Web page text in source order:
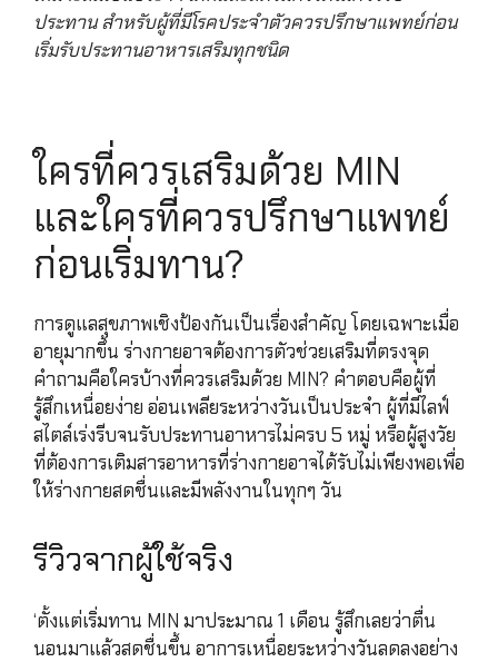
ประทาน สำหรับผู้ที่มีโรคประจำตัวควรปรึกษาแพทย์ก่อน
เริ่มรับประทานอาหารเสริมทุกชนิด
ใครที่ควรเสริมด้วย MIN
และใครที่ควรปรึกษาแพทย์
ก่อนเริ่มทาน?
การดูแลสุขภาพเชิงป้องกันเป็นเรื่องสำคัญ โดยเฉพาะเมื่อ
อายุมากขึ้น ร่างกายอาจต้องการตัวช่วยเสริมที่ตรงจุด
คำถามคือใครบ้างที่ควรเสริมด้วย MIN? คำตอบคือผู้ที่
รู้สึกเหนื่อยง่าย อ่อนเพลียระหว่างวันเป็นประจำ ผู้ที่มีไลฟ์
สไตล์เร่งรีบจนรับประทานอาหารไม่ครบ 5 หมู่ หรือผู้สูงวัย
ที่ต้องการเติมสารอาหารที่ร่างกายอาจได้รับไม่เพียงพอเพื่อ
ให้ร่างกายสดชื่นและมีพลังงานในทุกๆ วัน
รีวิวจากผู้ใช้จริง
‘ตั้งแต่เริ่มทาน MIN มาประมาณ 1 เดือน รู้สึกเลยว่าตื่น
นอนมาแล้วสดชื่นขึ้น อาการเหนื่อยระหว่างวันลดลงอย่าง